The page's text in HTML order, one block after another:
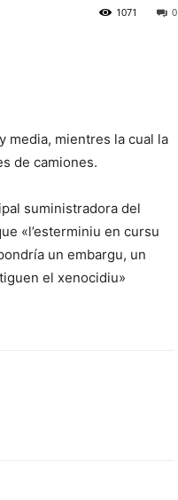
0
1071
media, mientres la cual la
de camiones.
suministradora del
«l’esterminiu en cursu
un embargu, un
el xenocidiu»